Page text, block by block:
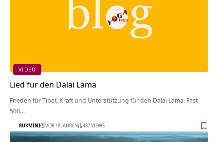
VIDEO
Lied für den Dalai Lama
Frieden für Tibet, Kraft und Unterstützung für den Dalai Lama. Fast
500…
RUKMINI VOR 18 JAHREN 487 VIEWS